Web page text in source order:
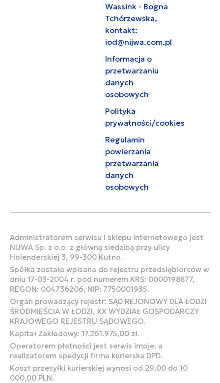
Wassink - Bogna
Tchórzewska,
kontakt:
iod@nijwa.com.pl
Informacja o
przetwarzaniu
danych
osobowych
Polityka
prywatności/cookies
Regulamin
powierzania
przetwarzania
danych
osobowych
Administratorem serwisu i sklepu internetowego jest
NIJWA Sp. z o.o. z główną siedzibą przy ulicy
Holenderskiej 3, 99-300 Kutno.
Spółka została wpisana do rejestru przedsiębiorców w
dniu 17-03-2004 r. pod numerem KRS: 0000198877,
REGON: 004736206, NIP: 7750001935.
Organ prowadzący rejestr: SĄD REJONOWY DLA ŁODZI
ŚRÓDMIEŚCIA W ŁODZI, XX WYDZIAŁ GOSPODARCZY
KRAJOWEGO REJESTRU SĄDOWEGO.
Kapitał Zakładowy: 17.261.975,00 zł.
Operatorem płatności jest serwis imoje, a
realizatorem spedycji firma kurierska DPD.
Koszt przesyłki kurierskiej wynosi od 29,00 do 10
000,00 PLN.